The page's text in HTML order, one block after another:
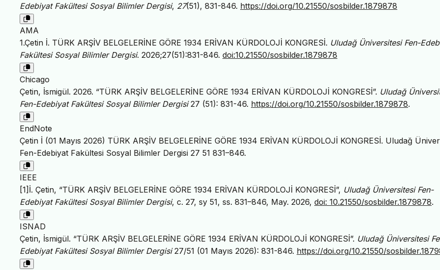
Edebiyat Fakültesi Sosyal Bilimler Dergisi, 27(51), 831-846. https://doi.org/10.21550/sosbilder.1879878
AMA
1.Çetin İ. TÜRK ARŞİV BELGELERİNE GÖRE 1934 ERİVAN KÜRDOLOJİ KONGRESİ. Uludağ Üniversitesi Fen-
Fakültesi Sosyal Bilimler Dergisi. 2026;27(51):831-846. doi:10.21550/sosbilder.1879878
Chicago
Çetin, İsmigül. 2026. “TÜRK ARŞİV BELGELERİNE GÖRE 1934 ERİVAN KÜRDOLOJİ KONGRESİ”. Uludağ
Fen-Edebiyat Fakültesi Sosyal Bilimler Dergisi27 (51): 831-46. https://doi.org/10.21550/sosbilder.1879878.
EndNote
Çetin İ (01 Mayıs 2026) TÜRK ARŞİV BELGELERİNE GÖRE 1934 ERİVAN KÜRDOLOJİ KONGRESİ. Uludağ
Fen-Edebiyat Fakültesi Sosyal Bilimler Dergisi 27 51 831–846.
IEEE
[1]İ. Çetin, “TÜRK ARŞİV BELGELERİNE GÖRE 1934 ERİVAN KÜRDOLOJİ KONGRESİ”, Uludağ Üniversitesi Fen-
Edebiyat Fakültesi Sosyal Bilimler Dergisi, c. 27, sy 51, ss. 831–846, May. 2026, doi: 10.21550/sosbilder.1879878.
ISNAD
Çetin, İsmigül. “TÜRK ARŞİV BELGELERİNE GÖRE 1934 ERİVAN KÜRDOLOJİ KONGRESİ”. Uludağ Üniversitesi
Edebiyat Fakültesi Sosyal Bilimler Dergisi27/51 (01 Mayıs 2026): 831-846. https://doi.org/10.21550/